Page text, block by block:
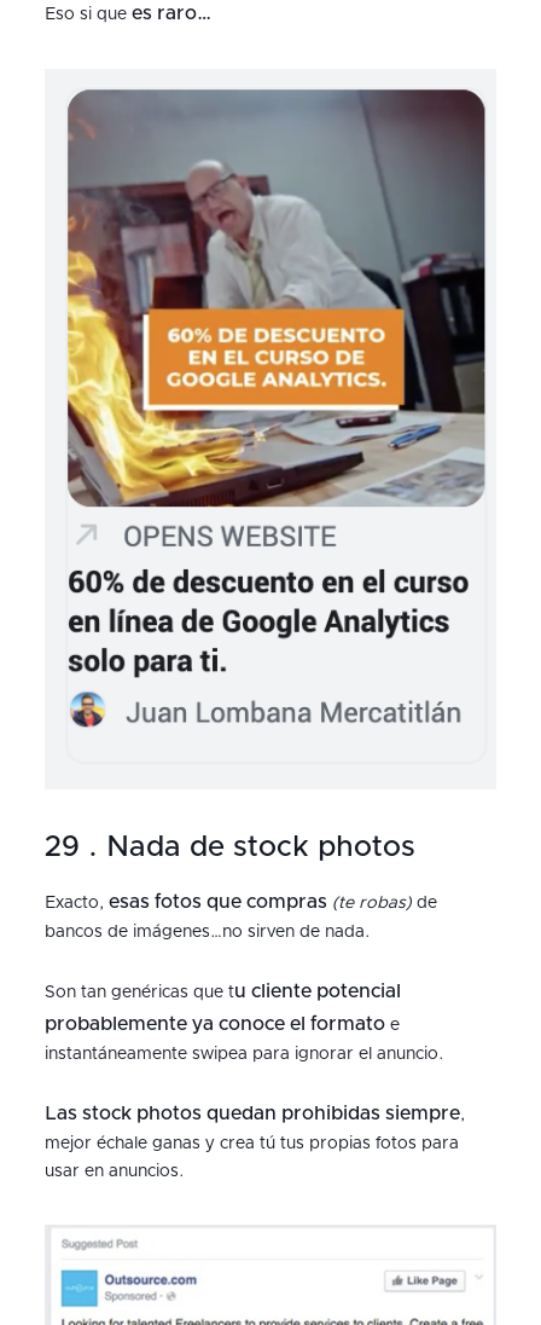
Eso si que es raro…
29 . Nada de stock photos
Exacto, esas fotos que compras (te robas)de
bancos de imágenes…no sirven de nada.
Son tan genéricas que tu cliente potencial
probablemente ya conoce el formatoe
instantáneamente swipea para ignorar el anuncio.
Las stock photos quedan prohibidas siempre,
mejor échale ganas y crea tú tus propias fotos para
usar en anuncios.